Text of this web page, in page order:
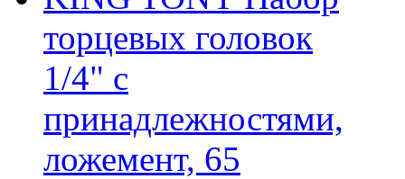
торцевых головок
1/4" с
принадлежностями,
ложемент, 65